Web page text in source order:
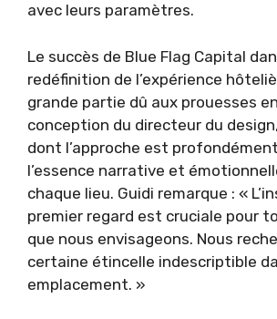
avec leurs paramètres.
Le succès de Blue Flag Capital
redéfinition de l’expérience
grande partie dû aux prouesses
conception du directeur du
dont l’approche est
l’essence narrative et
chaque lieu. Guidi remarque : «
premier regard est cruciale pour
que nous envisageons. Nous
certaine étincelle indescriptible
emplacement. »